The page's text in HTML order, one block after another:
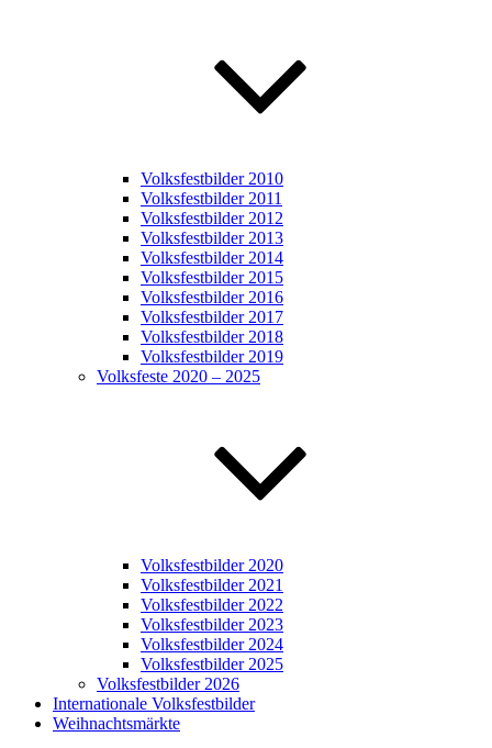
Volksfestbilder 2010
Volksfestbilder 2011
Volksfestbilder 2012
Volksfestbilder 2013
Volksfestbilder 2014
Volksfestbilder 2015
Volksfestbilder 2016
Volksfestbilder 2017
Volksfestbilder 2018
Volksfestbilder 2019
Volksfeste 2020 – 2025
Volksfestbilder 2020
Volksfestbilder 2021
Volksfestbilder 2022
Volksfestbilder 2023
Volksfestbilder 2024
Volksfestbilder 2025
Volksfestbilder 2026
Internationale Volksfestbilder
Weihnachtsmärkte